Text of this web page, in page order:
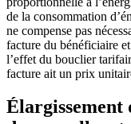
de la consommation
ne compense pas
facture du bénéficiaire
l’effet du bouclier
facture ait un prix
Élargissement